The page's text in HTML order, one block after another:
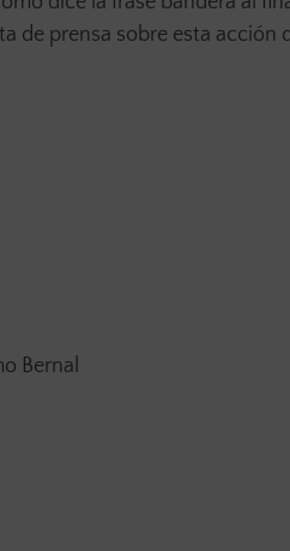
de prensa sobre esta acción
Bernal